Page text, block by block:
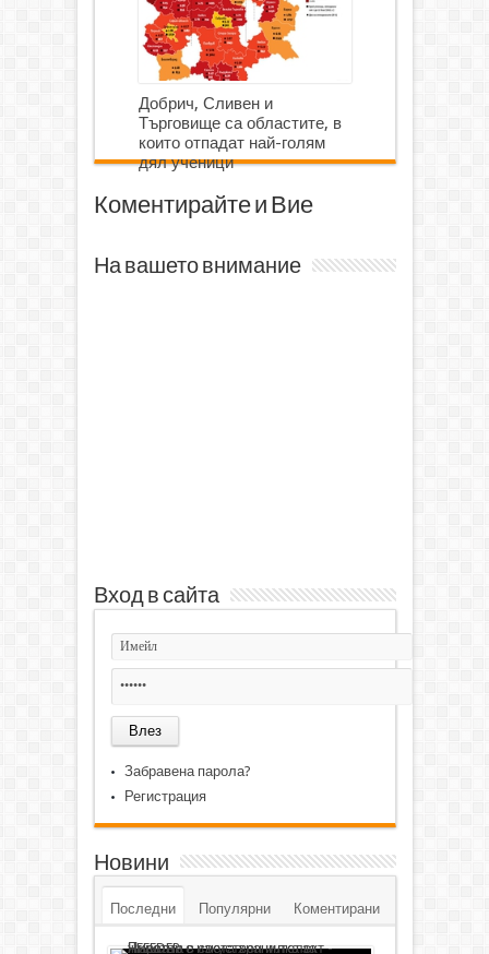
Добрич, Сливен и
Търговище са областите, в
които отпадат най-голям
дял ученици
Коментирайте и Вие
На вашето внимание
Вход в сайта
Забравена парола?
Регистрация
Новини
Последни Популярни Коментирани